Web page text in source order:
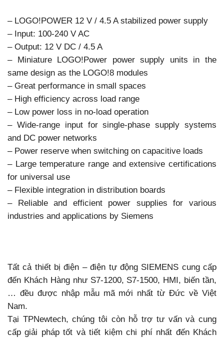
– LOGO!POWER 12 V / 4.5 A stabilized power supply
– Input: 100-240 V AC
– Output: 12 V DC / 4.5 A
– Miniature LOGO!Power power supply units in the
same design as the LOGO!8 modules
– Great performance in small spaces
– High efficiency across load range
– Low power loss in no-load operation
– Wide-range input for single-phase supply systems
and DC power networks
– Power reserve when switching on capacitive loads
– Large temperature range and extensive certifications
for universal use
– Flexible integration in distribution boards
– Reliable and efficient power supplies for various
industries and applications by Siemens
Tất cả thiết bị điện – điện tự động SIEMENS cung cấp
đến Khách Hàng như S7-1200, S7-1500, HMI, biến tần,
… đều được nhập mẫu mã mới nhất từ Đức về Việt
Nam.
Tại TPNewtech, chúng tôi còn hỗ trợ tư vấn và cung
cấp giải pháp tốt và tiết kiệm chi phí nhất đến Khách